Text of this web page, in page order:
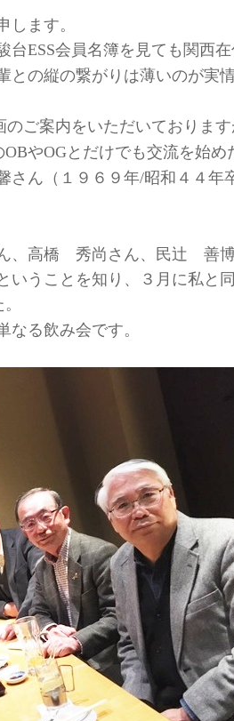
ます。
台ESS会員名簿を見ても関西
の縦の繋がりは薄いのが実情
ご案内をいただいておりま
OBやOGとだけでも交流を始め
さん（１９６９年/昭和４４年
、高橋 秀尚さん、民辻 善
うことを知り、３月に私と
る飲み会です。